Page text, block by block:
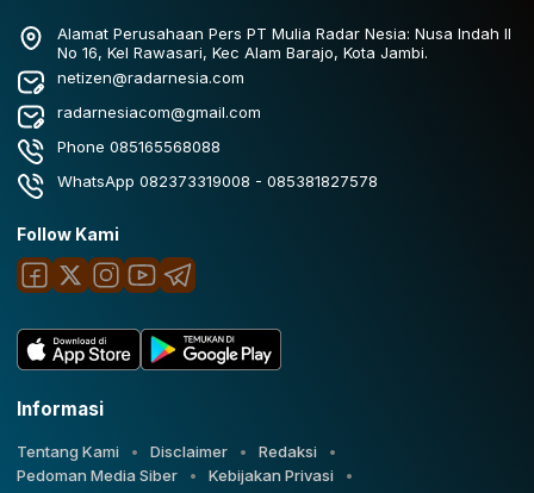
Alamat Perusahaan Pers PT Mulia Radar Nesia: Nusa Indah II
No 16, Kel Rawasari, Kec Alam Barajo, Kota Jambi.
netizen@radarnesia.com
radarnesiacom@gmail.com
Phone 085165568088
WhatsApp 082373319008 - 085381827578
Follow Kami
Informasi
Tentang Kami Disclaimer
Redaksi
Pedoman Media Siber
Kebijakan Privasi